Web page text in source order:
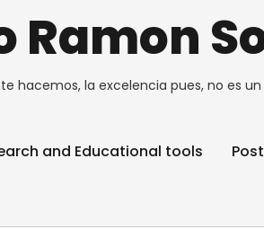
Ramon
hacemos, la excelencia pues, no es
and Educational tools